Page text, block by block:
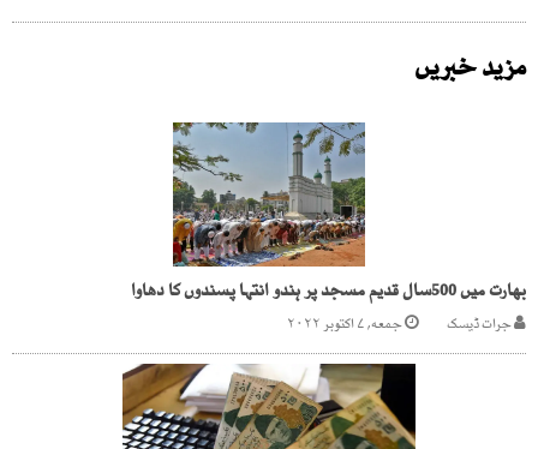
مزید خبریں
بھارت میں 500سال قدیم مسجد پر ہندو انتہا پسندوں کا دھاوا
جرات ڈیسک جمعه, ۷ اکتوبر ۲۰۲۲